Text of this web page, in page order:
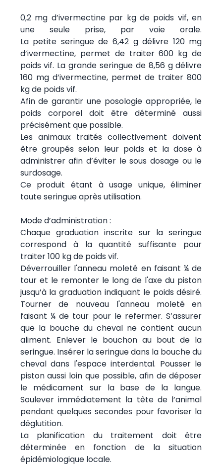
0,2 mg d’ivermectine par kg de poids vif, en
une seule prise, par voie orale.
La petite seringue de 6,42 g délivre 120 mg
d’ivermectine, permet de traiter 600 kg de
poids vif. La grande seringue de 8,56 g délivre
160 mg d’ivermectine, permet de traiter 800
kg de poids vif.
Afin de garantir une posologie appropriée, le
poids corporel doit être déterminé aussi
précisément que possible.
Les animaux traités collectivement doivent
être groupés selon leur poids et la dose à
administrer afin d’éviter le sous dosage ou le
surdosage.
Ce produit étant à usage unique, éliminer
toute seringue après utilisation.
Mode d’administration :
Chaque graduation inscrite sur la seringue
correspond à la quantité suffisante pour
traiter 100 kg de poids vif.
Déverrouiller l'anneau moleté en faisant ¼ de
tour et le remonter le long de l'axe du piston
jusqu’à la graduation indiquant le poids désiré.
Tourner de nouveau l'anneau moleté en
faisant ¼ de tour pour le refermer. S’assurer
que la bouche du cheval ne contient aucun
aliment. Enlever le bouchon au bout de la
seringue. Insérer la seringue dans la bouche du
cheval dans l'espace interdental. Pousser le
piston aussi loin que possible, afin de déposer
le médicament sur la base de la langue.
Soulever immédiatement la tête de l’animal
pendant quelques secondes pour favoriser la
déglutition.
La planification du traitement doit être
déterminée en fonction de la situation
épidémiologique locale.